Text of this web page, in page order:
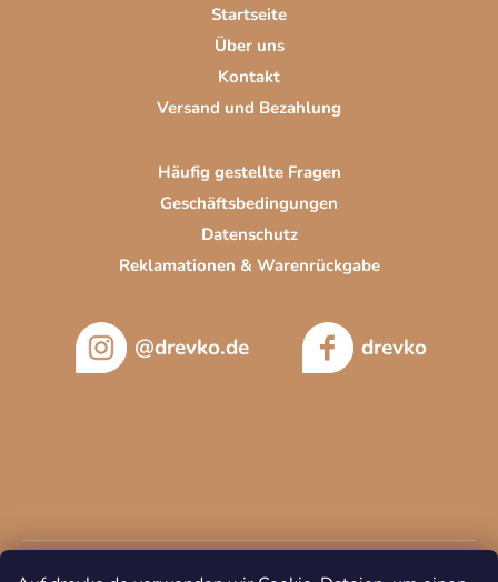
d
e
r
L
i
t
e
Startseite
Über uns
Kontakt
Versand und Bezahlung
Häufig gestellte Fragen
Geschäftsbedingungen
Datenschutz
Reklamationen & Warenrückgabe
@drevko.de drevko